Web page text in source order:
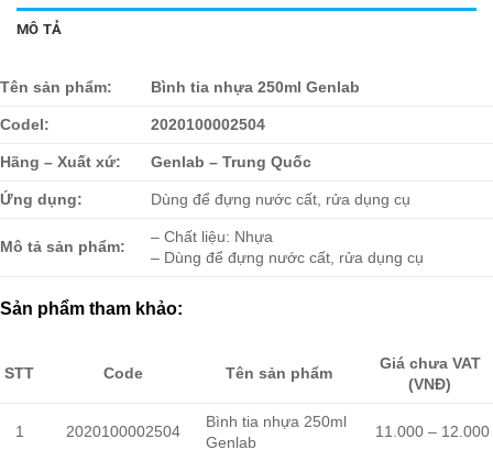
MÔ TẢ
Tên sản phẩm: Bình tia nhựa 250ml Genlab
Codel: 2020100002504
Hãng – Xuất xứ: Genlab – Trung Quốc
Ứng dụng: Dùng để đựng nước cất, rửa dụng cụ
Mô tả sản phẩm:
– Chất liệu: Nhựa
– Dùng để đựng nước cất, rửa dụng cụ
Sản phẩm tham khảo:
STT Code Tên sản phẩm
Giá chưa VAT
(VNĐ)
1 2020100002504
Bình tia nhựa 250ml
Genlab
11.000 – 12.000